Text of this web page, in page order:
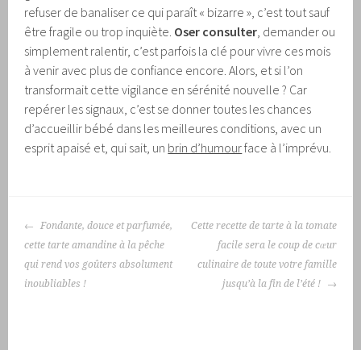
refuser de banaliser ce qui paraît « bizarre », c’est tout sauf
être fragile ou trop inquiète. Oser consulter, demander ou
simplement ralentir, c’est parfois la clé pour vivre ces mois
à venir avec plus de confiance encore. Alors, et si l’on
transformait cette vigilance en sérénité nouvelle ? Car
repérer les signaux, c’est se donner toutes les chances
d’accueillir bébé dans les meilleures conditions, avec un
esprit apaisé et, qui sait, un brin d’humourface à l’imprévu.
NAVIGATION
DES
ARTICLES
Fondante, douce et parfumée,
cette tarte amandine à la pêche
qui rend vos goûters absolument
inoubliables !
Cette recette de tarte à la tomate
facile sera le coup de cœur
culinaire de toute votre famille
jusqu’à la fin de l’été !